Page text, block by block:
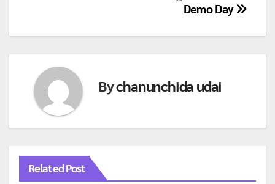
Demo Day
Bychanunchida udai
Related Post